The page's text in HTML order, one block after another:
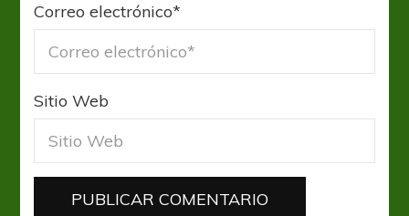
Correo electrónico*
Sitio Web